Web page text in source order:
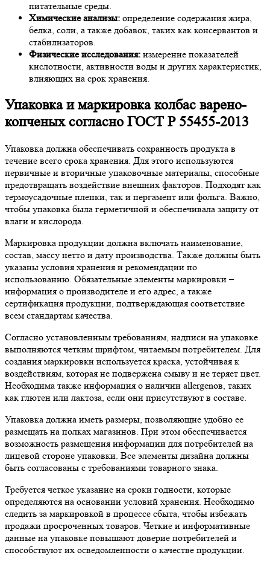
питательные среды.
Химические анализы: определение содержания жира,
белка, соли, а также добавок, таких как консервантов и
стабилизаторов.
Физические исследования: измерение показателей
кислотности, активности воды и других характеристик,
влияющих на срок хранения.
Упаковка и маркировка колбас варено-
копченых согласно ГОСТ Р 55455-2013
Упаковка должна обеспечивать сохранность продукта в
течение всего срока хранения. Для этого используются
первичные и вторичные упаковочные материалы, способные
предотвращать воздействие внешних факторов. Подходят как
термоусадочные пленки, так и пергамент или фольга. Важно,
чтобы упаковка была герметичной и обеспечивала защиту от
влаги и кислорода.
Маркировка продукции должна включать наименование,
состав, массу нетто и дату производства. Также должны быть
указаны условия хранения и рекомендации по
использованию. Обязательные элементы маркировки –
информация о производителе и его адрес, а также
сертификация продукции, подтверждающая соответствие
всем стандартам качества.
Согласно установленным требованиям, надписи на упаковке
выполняются четким шрифтом, читаемым потребителем. Для
создания маркировки используется краска, устойчивая к
воздействиям, которая не подвержена смыву и не теряет цвет.
Необходима также информация о наличии allergenов, таких
как глютен или лактоза, если они присутствуют в составе.
Упаковка должна иметь размеры, позволяющие удобно ее
размещать на полках магазинов. При этом обеспечивается
возможность размещения информации для потребителей на
лицевой стороне упаковки. Все элементы дизайна должны
быть согласованы с требованиями товарного знака.
Требуется четкое указание на сроки годности, которые
определяются на основании условий хранения. Необходимо
следить за маркировкой в процессе сбыта, чтобы избежать
продажи просроченных товаров. Четкие и информативные
данные на упаковке повышают доверие потребителей и
способствуют их осведомленности о качестве продукции.